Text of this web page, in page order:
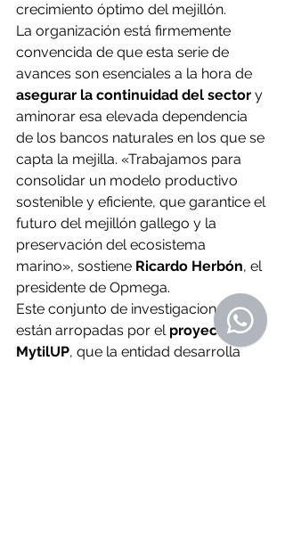
crecimiento óptimo del mejillón.
La organización está firmemente
convencida de que esta serie de
avances son esenciales a la hora de
asegurar la continuidad del sector y
aminorar esa elevada dependencia
de los bancos naturales en los que se
capta la mejilla. «Trabajamos para
consolidar un modelo productivo
sostenible y eficiente, que garantice el
futuro del mejillón gallego y la
preservación del ecosistema
marino», sostiene Ricardo Herbón, el
presidente de Opmega.
Este conjunto de investigaciones
están arropadas por el proyecto
MytilUP, que la entidad desarrolla